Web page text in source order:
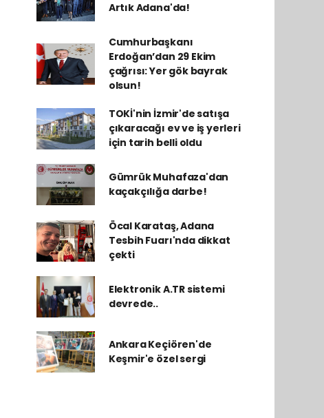
Artık Adana'da!
Cumhurbaşkanı
Erdoğan’dan 29 Ekim
çağrısı: Yer gök bayrak
olsun!
TOKİ'nin İzmir'de satışa
çıkaracağı ev ve iş yerleri
için tarih belli oldu
Gümrük Muhafaza'dan
kaçakçılığa darbe!
Öcal Karataş, Adana
Tesbih Fuarı'nda dikkat
çekti
Elektronik A.TR sistemi
devrede..
Ankara Keçiören'de
Keşmir'e özel sergi